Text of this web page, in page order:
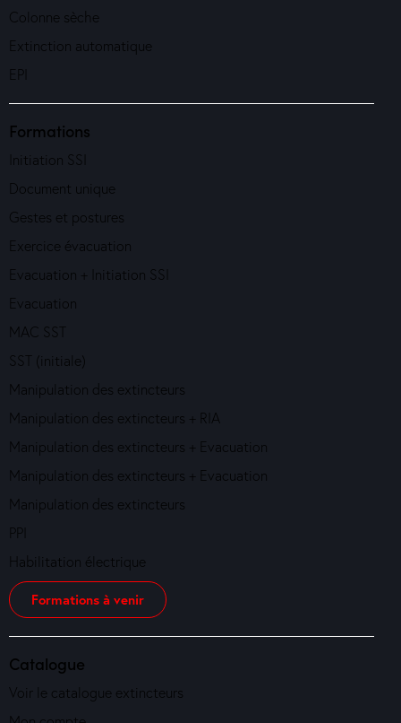
Colonne sèche
Extinction automatique
EPI
Formations
Initiation SSI
Document unique
Gestes et postures
Exercice évacuation
Evacuation + Initiation SSI
Evacuation
MAC SST
SST (initiale)
Manipulation des extincteurs
Manipulation des extincteurs + RIA
Manipulation des extincteurs + Evacuation
Manipulation des extincteurs + Evacuation
Manipulation des extincteurs
PPI
Habilitation électrique
Formations à venir
Catalogue
Voir le catalogue extincteurs